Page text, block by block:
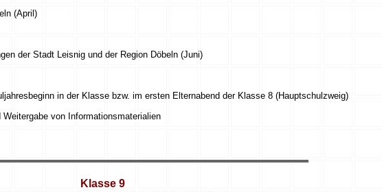
(April)
der Stadt Leisnig und der Region Döbeln (Juni)
in der Klasse bzw. im ersten Elternabend der Klasse 8 (Hauptschulzweig)
von Informationsmaterialien
Klasse 9